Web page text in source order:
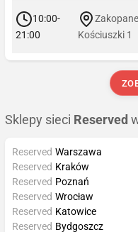
10:00-
21:00
Kościuszki 1
Sklepy sieci Reserved
Reserved Warszawa
Reserved Kraków
Reserved Poznań
Reserved Wrocław
Reserved Katowice
Reserved Bydgoszcz